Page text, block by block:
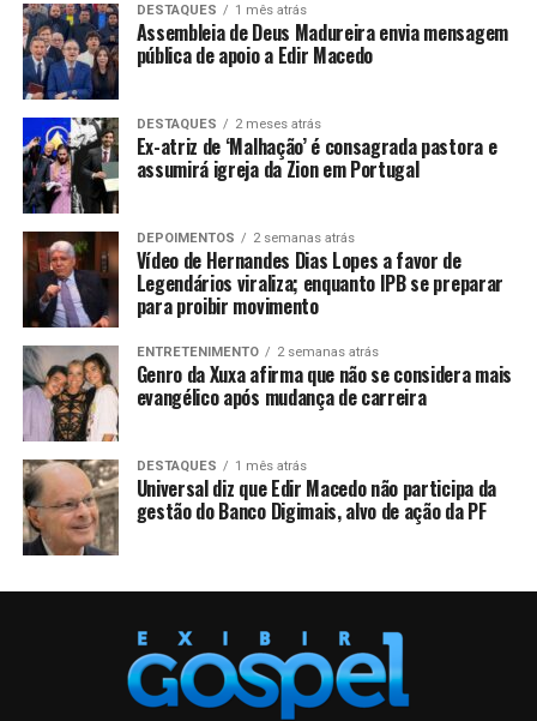
DESTAQUES 1 mês atrás
Assembleia de Deus Madureira envia mensagem
pública de apoio a Edir Macedo
DESTAQUES 2 meses atrás
Ex-atriz de ‘Malhação’ é consagrada pastora e
assumirá igreja da Zion em Portugal
DEPOIMENTOS 2 semanas atrás
Vídeo de Hernandes Dias Lopes a favor de
Legendários viraliza; enquanto IPB se preparar
para proibir movimento
ENTRETENIMENTO 2 semanas atrás
Genro da Xuxa afirma que não se considera mais
evangélico após mudança de carreira
DESTAQUES 1 mês atrás
Universal diz que Edir Macedo não participa da
gestão do Banco Digimais, alvo de ação da PF